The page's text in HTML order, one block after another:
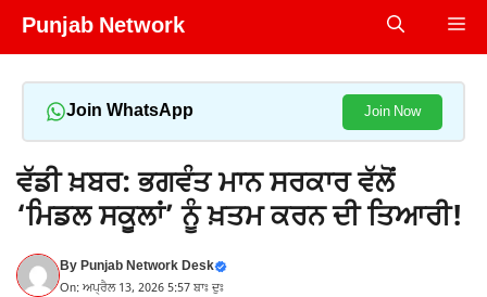
Skip
Punjab Network
Join WhatsApp Join Now
ਵੱਡੀ ਖ਼ਬਰ: ਭਗਵੰਤ ਮਾਨ ਸਰਕਾਰ ਵੱਲੋਂ
‘ਮਿਡਲ ਸਕੂਲਾਂ’ ਨੂੰ ਖ਼ਤਮ ਕਰਨ ਦੀ ਤਿਆਰੀ!
ByPunjab Network Desk
On: ਅਪ੍ਰੈਲ 13, 2026 5:57 ਬਾਃ ਦੁਃ